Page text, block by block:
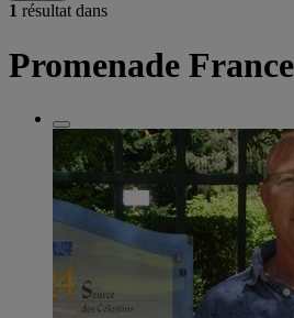
1 résultat dans
Promenade France